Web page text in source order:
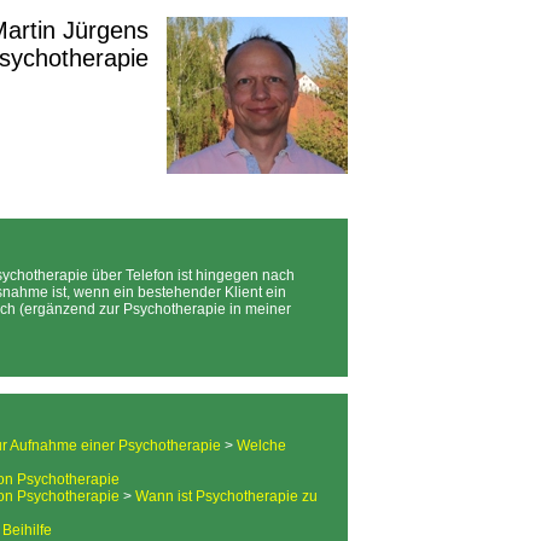
Jürgens
über Telefon ist hingegen nach
ist, wenn ein bestehender Klient ein
(ergänzend zur Psychotherapie in meiner
Aufnahme einer Psychotherapie > Welche
Psychotherapie
Psychotherapie > Wann ist Psychotherapie zu
Beihilfe